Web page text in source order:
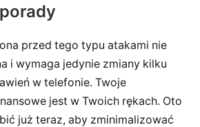
przed tego typu atakami nie
i wymaga jedynie zmiany kilku
w telefonie. Twoje
jest w Twoich rękach. Oto
już teraz, aby zminimalizować